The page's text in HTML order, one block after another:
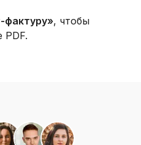
фактуру», чтобы
PDF.